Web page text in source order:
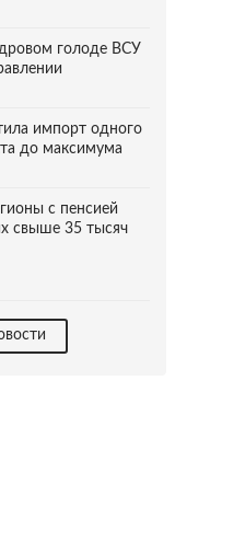
голоде ВСУ
импорт одного
до максимума
с пенсией
свыше 35 тысяч